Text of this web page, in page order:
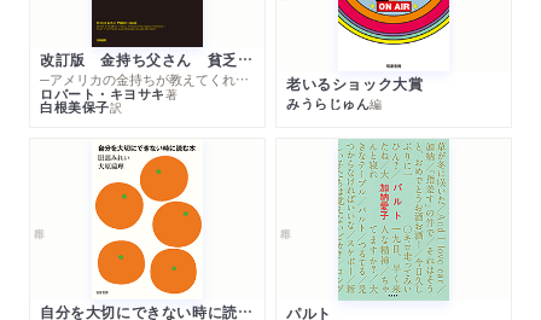
改訂版 金持ち父さん 貧乏父さん
─アメリカの金持ちが教えてくれるお金の哲学
ロバート・キヨサキ著
白根美保子訳
老いるショック大賞
みうらじゅん編
自分を大切にできない時に読む本 パルト